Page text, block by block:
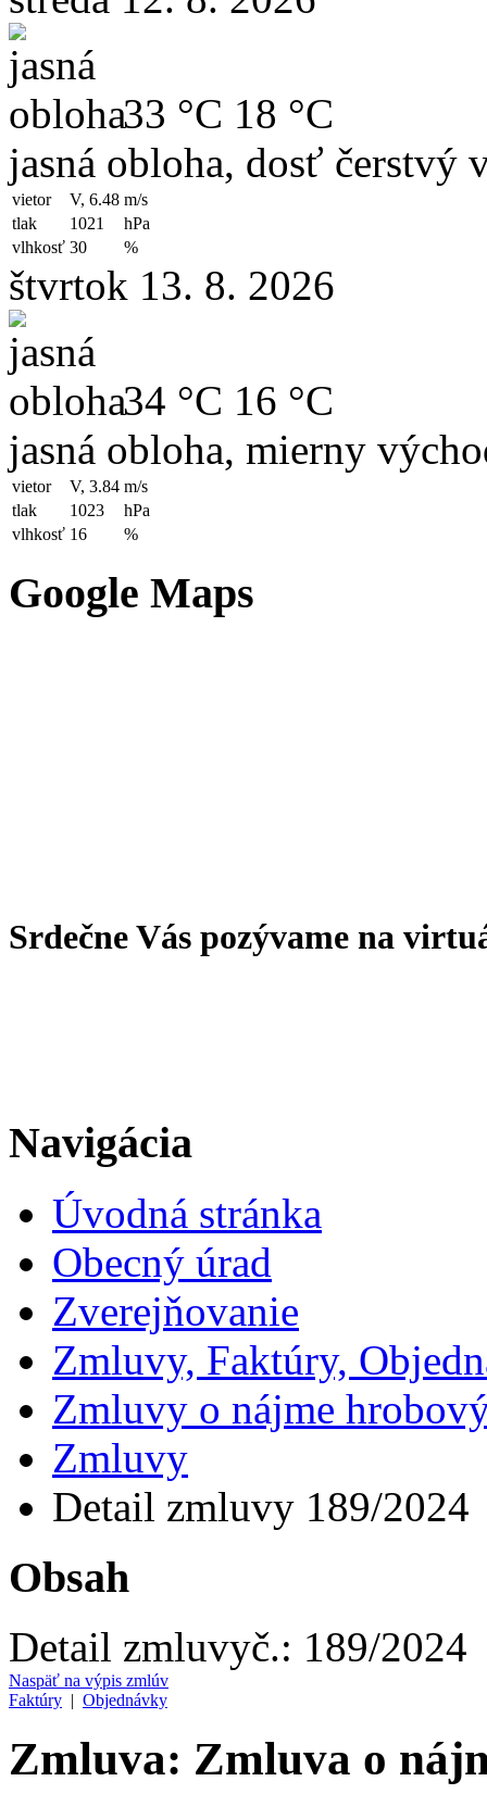
33 °C 18 °C
jasná obloha, dosť čerstvý
vietor V, 6.48 m/s
tlak
1021
hPa
vlhkosť 30 %
štvrtok 13. 8. 2026
34 °C 16 °C
jasná obloha, mierny
vietor V, 3.84 m/s
tlak
1023
hPa
vlhkosť 16 %
Google Maps
Srdečne Vás pozývame na
Navigácia
Úvodná stránka
Obecný úrad
Zverejňovanie
Zmluvy, Faktúry,
Zmluvy o nájme
Zmluvy
Detail zmluvy 189/2024
Obsah
Detail zmluvyč.: 189/2024
Naspäť na výpis zmlúv
Faktúry | Objednávky
Zmluva: Zmluva o